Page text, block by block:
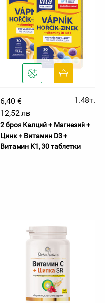
6,40 €
1.48т.
12,52 лв
2 броя Калций + Магнезий +
Цинк + Витамин D3 +
Витамин К1, 30 таблетки